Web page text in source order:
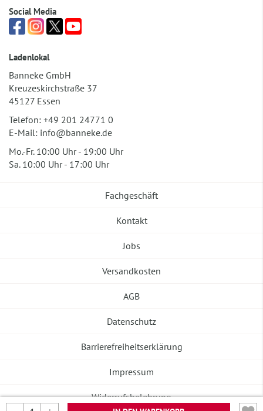
Social Media
Ladenlokal
Banneke GmbH
Kreuzeskirchstraße 37
45127 Essen
Telefon: +49 201 24771 0
E-Mail: info@banneke.de
Mo.-Fr. 10:00 Uhr - 19:00 Uhr
Sa. 10:00 Uhr - 17:00 Uhr
Fachgeschäft
Kontakt
Jobs
Versandkosten
AGB
Datenschutz
Barrierefreiheitserklärung
Impressum
Widerrufsbelehrung